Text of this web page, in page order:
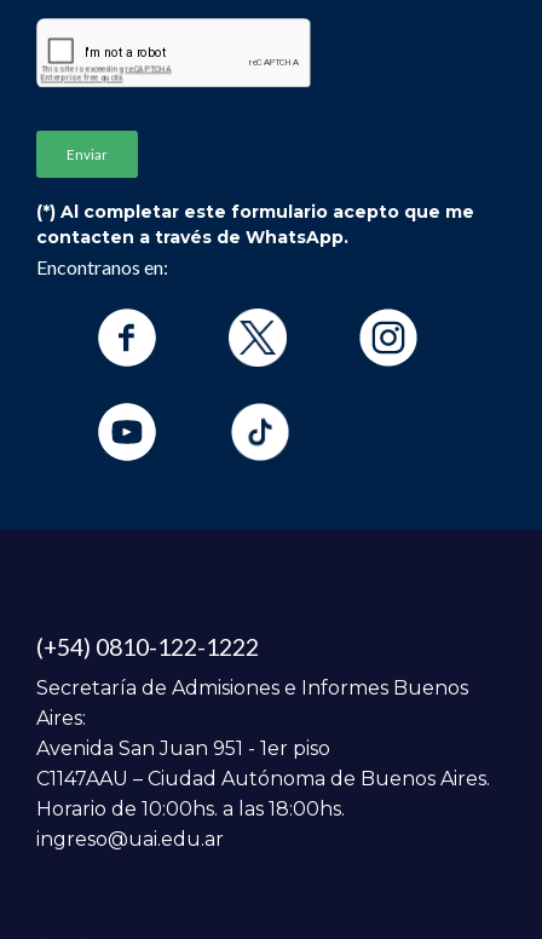
(*) Al completar este formulario acepto que me
contacten a través de WhatsApp.
Encontranos en:
(+54) 0810-122-1222
Secretaría de Admisiones e Informes Buenos
Aires:
Avenida San Juan 951 - 1er piso
C1147AAU – Ciudad Autónoma de Buenos Aires.
Horario de 10:00hs. a las 18:00hs.
ingreso@uai.edu.ar